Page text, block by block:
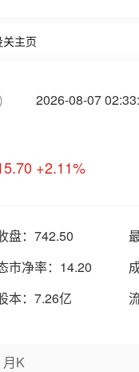
关主页
2026-08-07
+2.11%
盘： 742.50
市净率： 14.20
本： 7.26亿
月K